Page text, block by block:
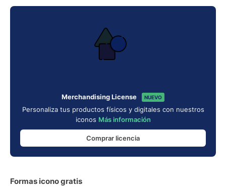
Merchandising License NUEVO
Personaliza tus productos físicos y digitales con nuestros
iconos Más información
Comprar licencia
Formas icono gratis